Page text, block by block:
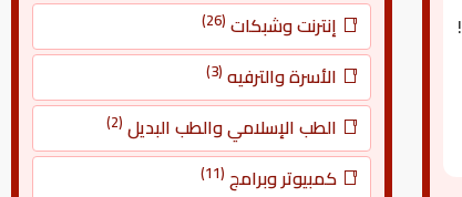
إنترنت وشبكات (26)
الأسرة والترفيه (3)
الطب الإسلامي والطب البديل (2)
كمبيوتر وبرامج (11)